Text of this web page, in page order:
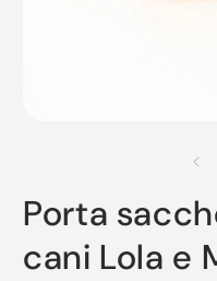
finestra
modale
Porta
cani Lola e